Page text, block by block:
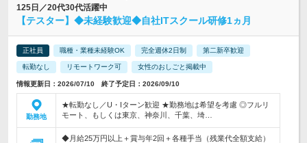
125日／20代30代活躍中
【テスター】◆未経験歓迎◆自社ITスクール研修1ヵ月
正社員 職種・業種未経験OK 完全週休2日制 第二新卒歓迎
転勤なし リモートワーク可 女性のおしごと掲載中
情報更新日：2026/07/10 終了予定日：2026/09/10
勤務地
★転勤なし／U・Iターン歓迎 ★勤務地は希望を考慮 ◎フルリ
モート、もしくは東京、神奈川、千葉、埼…
◆月給25万円以上＋賞与年2回＋各種手当（残業代全額支給）